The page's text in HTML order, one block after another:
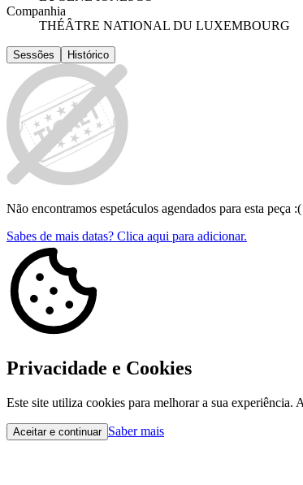
Companhia
THÉÂTRE NATIONAL DU LUXEMBOURG
Sessões Histórico
Não encontramos espetáculos agendados para esta peça :(
Sabes de mais datas? Clica aqui para adicionar.
Privacidade e Cookies
Este site utiliza cookies para melhorar a sua experiência.
Aceitar e continuar Saber mais